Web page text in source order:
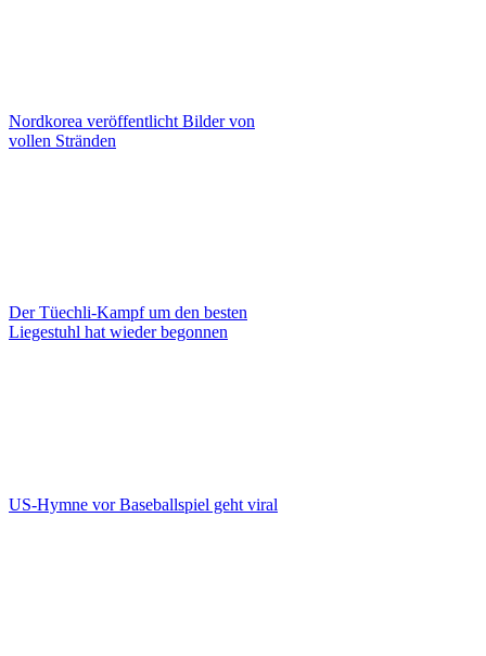
Nordkorea veröffentlicht Bilder von
vollen Stränden
Der Tüechli-Kampf um den besten
Liegestuhl hat wieder begonnen
US-Hymne vor Baseballspiel geht viral